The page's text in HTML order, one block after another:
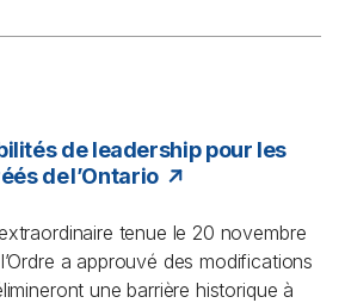
de leadership pour les
de l’Ontario
tenue le 20 novembre
a approuvé des modifications
une barrière historique à